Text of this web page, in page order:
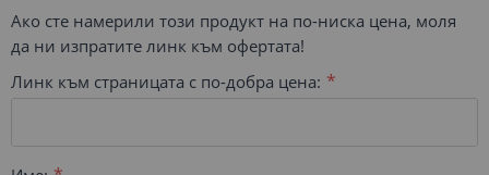
Ако сте намерили този продукт на по-ниска цена, моля
да ни изпратите линк към офертата!
Линк към страницата с по-добра цена: